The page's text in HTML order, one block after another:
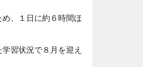
、１日に約６時間ほ
習状況で８月を迎え